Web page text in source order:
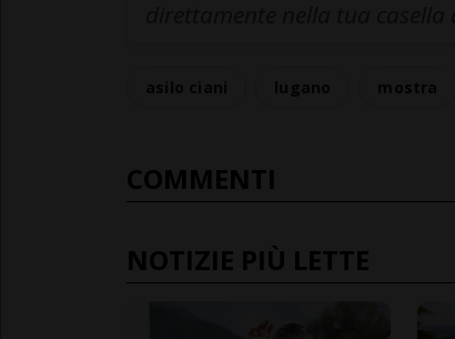
COMMENTI
NOTIZIE PIÙ LETTE